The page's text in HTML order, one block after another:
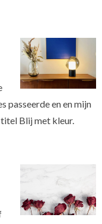
passeerde en en mijn
Blij met kleur.